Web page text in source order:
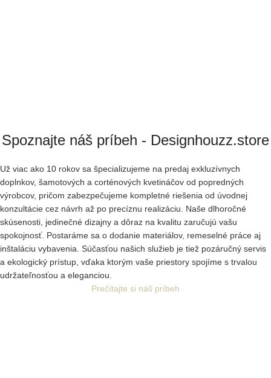
Spoznajte náš príbeh - Designhouzz.store
Už viac ako 10 rokov sa špecializujeme na predaj exkluzívnych
doplnkov, šamotových a corténových kvetináčov od popredných
výrobcov, pričom zabezpečujeme kompletné riešenia od úvodnej
konzultácie cez návrh až po precíznu realizáciu. Naše dlhoročné
skúsenosti, jedinečné dizajny a dôraz na kvalitu zaručujú vašu
spokojnosť. Postaráme sa o dodanie materiálov, remeselné práce aj
inštaláciu vybavenia. Súčasťou našich služieb je tiež pozáručný servis
a ekologický prístup, vďaka ktorým vaše priestory spojíme s trvalou
udržateľnosťou a eleganciou.
Prečítajte si náš príbeh